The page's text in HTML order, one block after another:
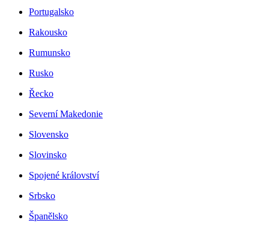
Portugalsko
Rakousko
Rumunsko
Rusko
Řecko
Severní Makedonie
Slovensko
Slovinsko
Spojené království
Srbsko
Španělsko